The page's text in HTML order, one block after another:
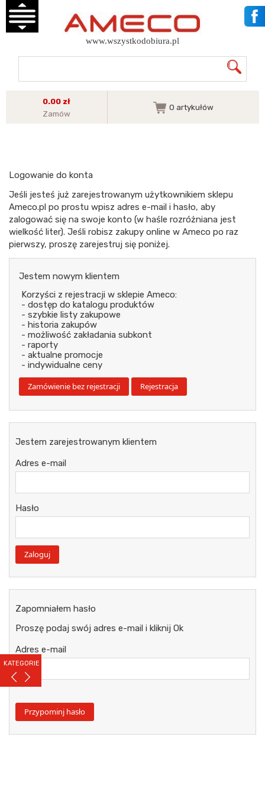
KATEGORIE
www.wszystkodobiura.pl
0.00 zł
Zamów
0 artykułów
Logowanie do konta
Jeśli jesteś już zarejestrowanym użytkownikiem sklepu
Ameco.pl po prostu wpisz adres e-mail i hasło, aby
zalogować się na swoje konto (w haśle rozróżniana jest
wielkość liter). Jeśli robisz zakupy online w Ameco po raz
pierwszy, proszę zarejestruj się poniżej.
Jestem nowym klientem
Korzyści z rejestracji w sklepie Ameco:
- dostęp do katalogu produktów
- szybkie listy zakupowe
- historia zakupów
- możliwość zakładania subkont
- raporty
- aktualne promocje
- indywidualne ceny
Jestem zarejestrowanym klientem
Adres e-mail
Hasło
Zapomniałem hasło
Proszę podaj swój adres e-mail i kliknij Ok
Adres e-mail